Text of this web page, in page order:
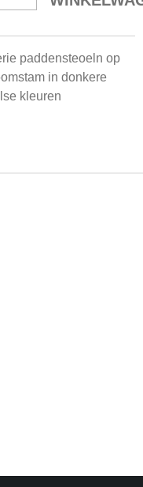
paddensteoeln op
in donkere
kleuren